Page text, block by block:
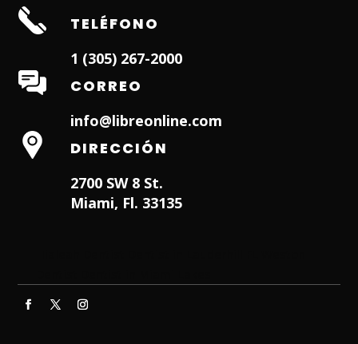
TELÉFONO
1 (305) 267-2000
CORREO
info@libreonline.com
DIRECCIÓN
2700 SW 8 St.
Miami, Fl. 33135